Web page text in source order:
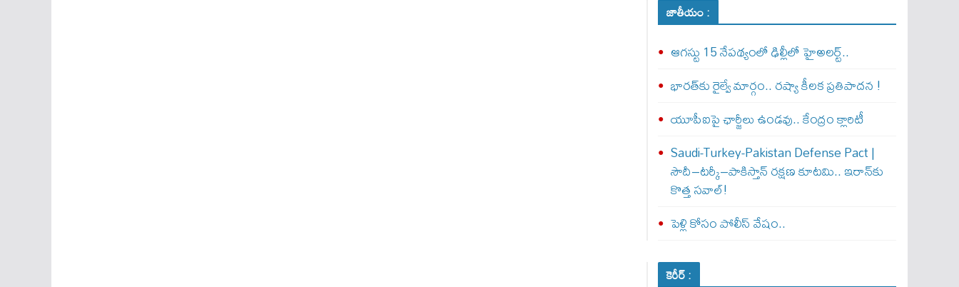
జాతీయం :
ఆగస్టు 15 నేపథ్యంలో ఢిల్లీలో హైఅలర్ట్..
భారత్‌కు రైల్వే మార్గం.. రష్యా కీలక ప్రతిపాదన !
యూపీఐపై ఛార్జీలు ఉండవు.. కేంద్రం క్లారిటీ
Saudi-Turkey-Pakistan Defense Pact |
సౌదీ–టర్కీ–పాకిస్తాన్ రక్షణ కూటమి.. ఇరాన్‌కు
కొత్త సవాల్!
పెళ్లి కోసం పోలీస్ వేషం..
కెరీర్ :